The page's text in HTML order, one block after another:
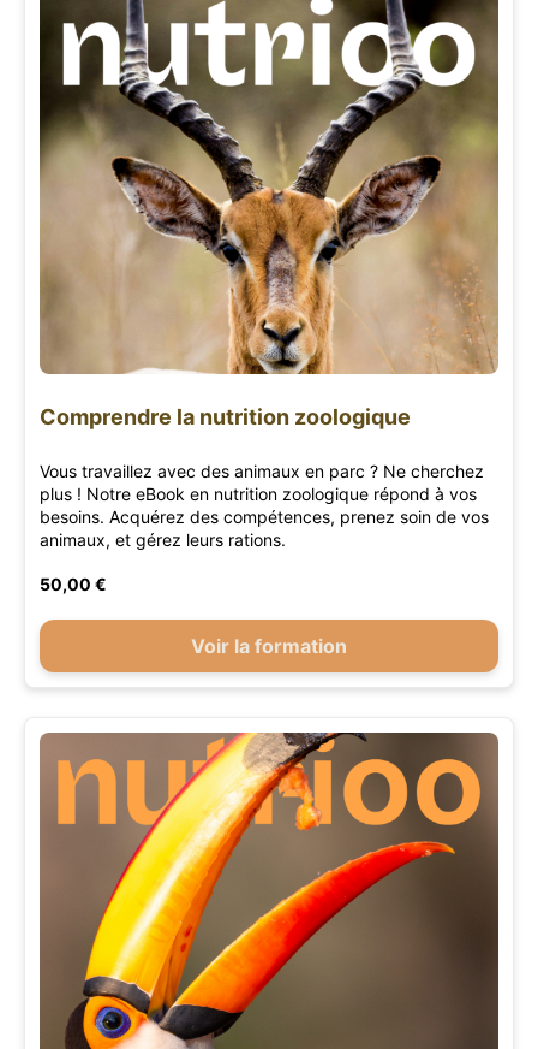
Comprendre la nutrition zoologique
Vous travaillez avec des animaux en parc ? Ne cherchez
plus ! Notre eBook en nutrition zoologique répond à vos
besoins. Acquérez des compétences, prenez soin de vos
animaux, et gérez leurs rations.
50,00 €
Voir la formation